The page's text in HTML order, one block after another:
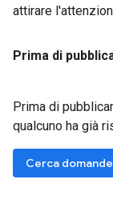
attirare
Prima di
Prima di
qualcuno ha già
Cerca